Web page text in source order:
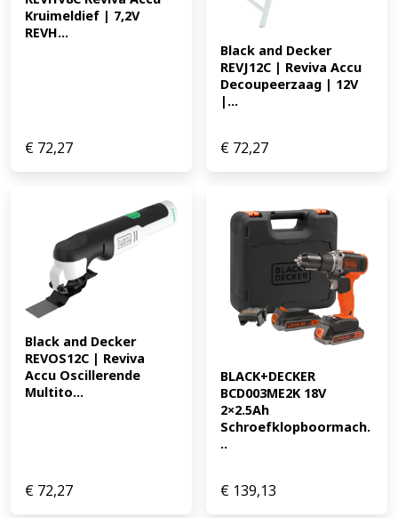
Kruimeldief | 7,2V
REVH...
€ 72,27
Black and Decker
REVJ12C | Reviva Accu
Decoupeerzaag | 12V
|...
€ 72,27
Black and Decker
REVOS12C | Reviva
Accu Oscillerende
Multito...
€ 72,27
BLACK+DECKER
BCD003ME2K 18V
2×2.5Ah
Schroefklopboormach.
..
€ 139,13